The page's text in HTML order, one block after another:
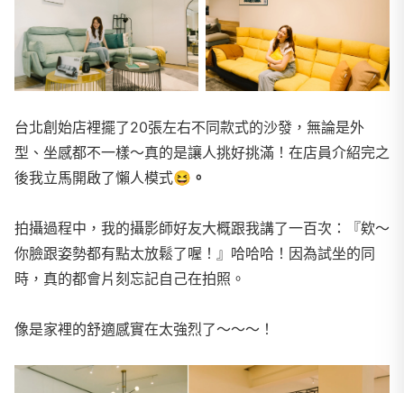
台北創始店裡擺了20張左右不同款式的沙發，無論是外
型、坐感都不一樣～真的是讓人挑好挑滿！在店員介紹完之
後我立馬開啟了懶人模式😆 。
拍攝過程中，我的攝影師好友大概跟我講了一百次：『欸～
你臉跟姿勢都有點太放鬆了喔！』哈哈哈！因為試坐的同
時，真的都會片刻忘記自己在拍照。
像是家裡的舒適感實在太強烈了～～～！